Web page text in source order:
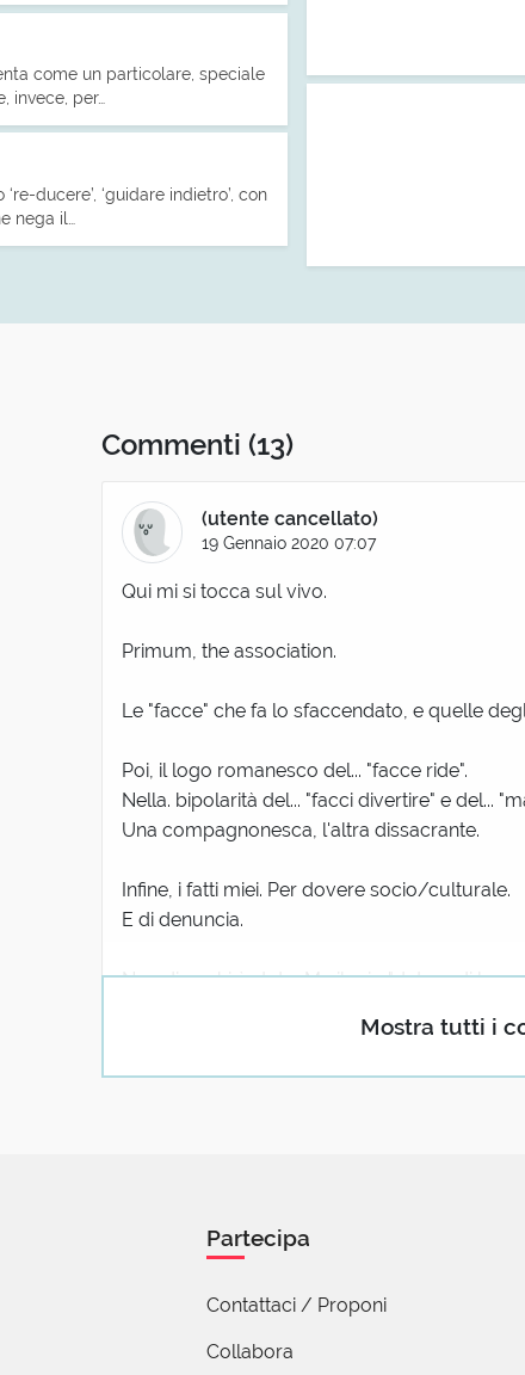
come un particolare, speciale
invece, per…
ducere’, ‘guidare indietro’, con
nega il…
Commenti (13)
Mostra tutti i
(utente cancellato)
19 Gennaio 2020 07:07
Qui mi si tocca sul vivo.
Primum, the association.
Le "facce" che fa lo sfaccendato, e quelle
Poi, il logo romanesco del... "facce ride".
Nella. bipolarità del... "facci divertire" e del...
Una compagnonesca, l'altra dissacrante.
Infine, i fatti miei. Per dovere socio/culturale.
E di denuncia.
Non dico chi è stato. Ma il mio "datore di
Motivi tangenziali al vero e al bell...(mostra
19 Gennaio 2020 13:55
Racc~o~'nt/iamme iamme j@
Partecipa
Contattaci / Proponi
Collabora